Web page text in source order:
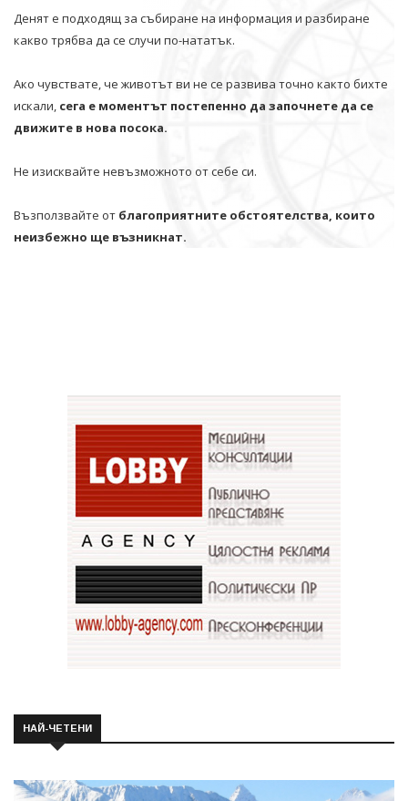
Денят е подходящ за събиране на информация и разбиране
какво трябва да се случи по-нататък.
Ако чувствате, че животът ви не се развива точно както бихте
искали, сега е моментът постепенно да започнете да се
движите в нова посока.
Не изисквайте невъзможното от себе си.
Възползвайте от благоприятните обстоятелства, които
неизбежно ще възникнат.
НАЙ-ЧЕТЕНИ